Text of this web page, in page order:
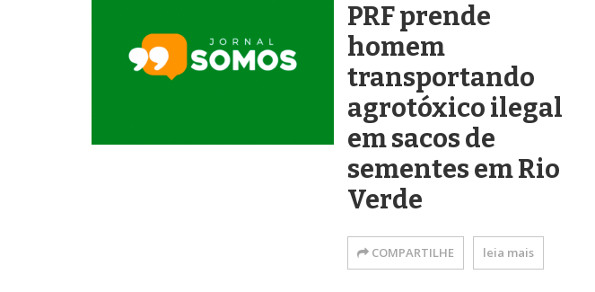
PRF prende
homem
transportando
agrotóxico ilegal
em sacos de
sementes em Rio
Verde
COMPARTILHE leia mais